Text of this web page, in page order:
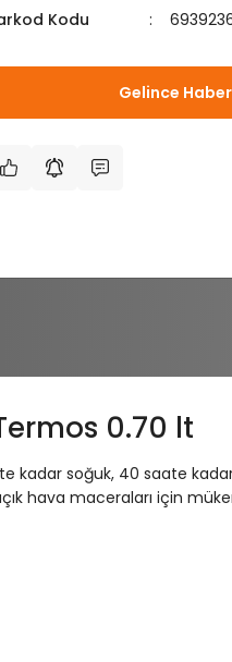
Kodu
Gelince
0.70 lt
kadar soğuk, 40 saate
hava maceraları için